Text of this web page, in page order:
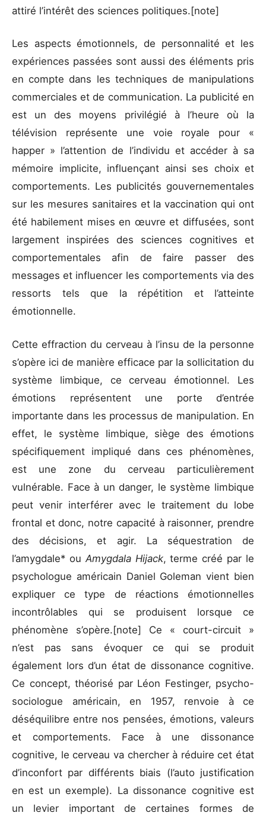
attiré l’intérêt des sciences politiques.[note]
Les aspects émotionnels, de personnalité et les
expériences passées sont aussi des éléments pris
en compte dans les techniques de manipulations
commerciales et de communication. La publicité en
est un des moyens privilégié à l’heure où la
télévision représente une voie royale pour «
happer » l’attention de l’individu et accéder à sa
mémoire implicite, influençant ainsi ses choix et
comportements. Les publicités gouvernementales
sur les mesures sanitaires et la vaccination qui ont
été habilement mises en œuvre et diffusées, sont
largement inspirées des sciences cognitives et
comportementales afin de faire passer des
messages et influencer les comportements via des
ressorts tels que la répétition et l’atteinte
émotionnelle.
Cette effraction du cerveau à l’insu de la personne
s’opère ici de manière efficace par la sollicitation du
système limbique, ce cerveau émotionnel. Les
émotions représentent une porte d’entrée
importante dans les processus de manipulation. En
effet, le système limbique, siège des émotions
spécifiquement impliqué dans ces phénomènes,
est une zone du cerveau particulièrement
vulnérable. Face à un danger, le système limbique
peut venir interférer avec le traitement du lobe
frontal et donc, notre capacité à raisonner, prendre
des décisions, et agir. La séquestration de
l’amygdale* ou Amygdala Hijack, terme créé par le
psychologue américain Daniel Goleman vient bien
expliquer ce type de réactions émotionnelles
incontrôlables qui se produisent lorsque ce
phénomène s’opère.[note] Ce « court-circuit »
n’est pas sans évoquer ce qui se produit
également lors d’un état de dissonance cognitive.
Ce concept, théorisé par Léon Festinger, psycho-
sociologue américain, en 1957, renvoie à ce
déséquilibre entre nos pensées, émotions, valeurs
et comportements. Face à une dissonance
cognitive, le cerveau va chercher à réduire cet état
d’inconfort par différents biais (l’auto justification
en est un exemple). La dissonance cognitive est
un levier important de certaines formes de